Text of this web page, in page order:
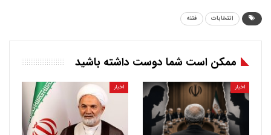
انتخابات فتنه
ممکن است شما دوست داشته باشید
اخبار اخبار